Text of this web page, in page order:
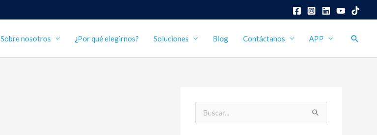
Sobre nosotros ¿Por qué elegirnos? Soluciones Blog Contáctanos APP